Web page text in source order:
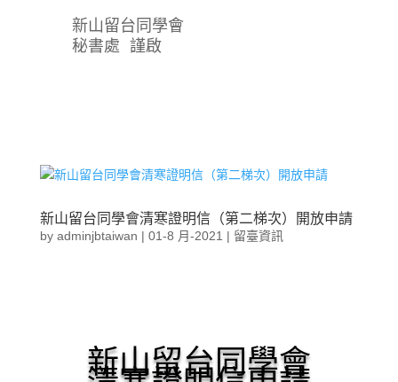
新山留台同學會
秘書處 謹啟
新山留台同學會清寒證明信（第二梯次）開放申請
by adminjbtaiwan | 01-8 月-2021 | 留臺資訊
新山留台同學會